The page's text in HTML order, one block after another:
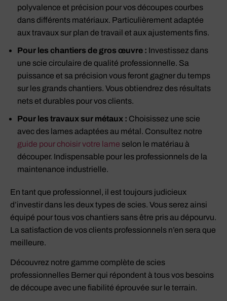
polyvalence et précision pour vos découpes courbes
dans différents matériaux. Particulièrement adaptée
aux travaux sur plan de travail et aux ajustements fins.
Pour les chantiers de gros œuvre : Investissez dans
une scie circulaire de qualité professionnelle. Sa
puissance et sa précision vous feront gagner du temps
sur les grands chantiers. Vous obtiendrez des résultats
nets et durables pour vos clients.
Pour les travaux sur métaux : Choisissez une scie
avec des lames adaptées au métal. Consultez notre
guide pour choisir votre lame selon le matériau à
découper. Indispensable pour les professionnels de la
maintenance industrielle.
En tant que professionnel, il est toujours judicieux
d’investir dans les deux types de scies. Vous serez ainsi
équipé pour tous vos chantiers sans être pris au dépourvu.
La satisfaction de vos clients professionnels n’en sera que
meilleure.
Découvrez notre gamme complète de scies
professionnelles Berner qui répondent à tous vos besoins
de découpe avec une fiabilité éprouvée sur le terrain.